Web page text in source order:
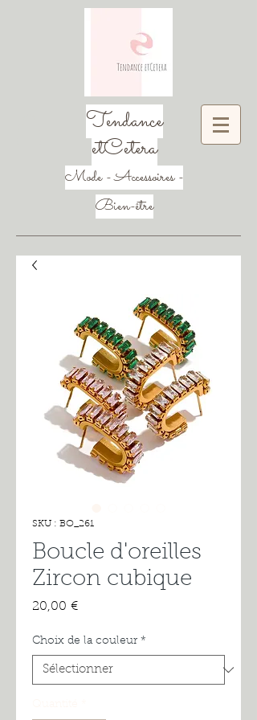
Tendance
etCetera
Mode - Accessoires -
Bien-être
SKU : BO_261
Boucle d'oreilles
Zircon cubique
20,00 €Prix
Choix de la couleur *